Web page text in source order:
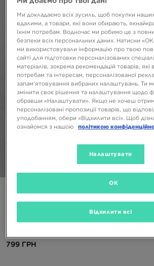
ONLY AT JD
SUPPLY&DEMAND ФУТБОЛКА ROSES TEE
799 ГРН
Ми докладаємо всіх зусиль, щоб покупки наших
вдалими, а товари, які вони обирають,
їхнім потребам. Водночас ми робимо це з
безпеки всіх персональних даних. Натисни
ми використовували інформацію про твою
сайті для підготовки персоналізованих
матеріалів, зокрема рекомендацій товарів, які
потребам та інтересам, персоналізованої
запам’ятовування вибраних налаштувань. Ти
змінити своє рішення та налаштування щодо
обравши «Налаштувати». Якщо не хочеш
персоналізовані пропозиції товарів, що
уподобанням, обери «Відхилити всі». Щоб
ознайомся з нашою
політикою
Налаштувати
Відхилити всі
OK